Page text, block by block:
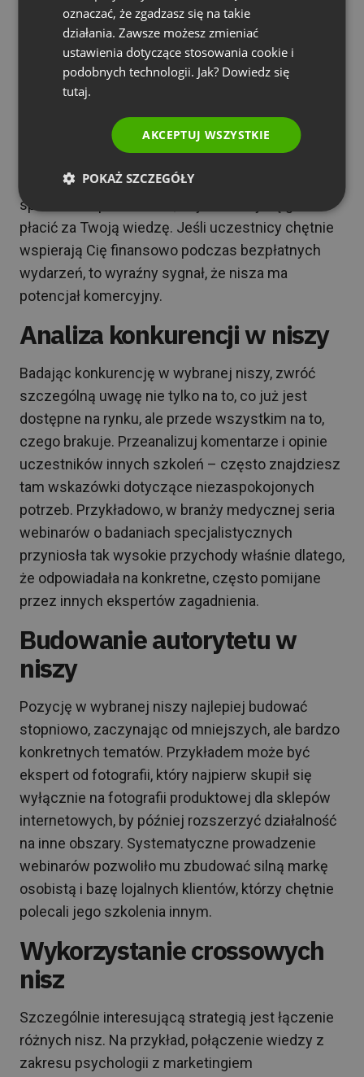
Przed pełnym zaangażowaniem się w wybraną
niszę, warto przeprowadzić serię testów, które
pozwolą zweryfikować jej rzeczywisty potencjał.
Najlepszym sposobem jest organizacja
pojedynczego webinaru wprowadzającego.
(donejtów) dostępny w ClickMeeting – to świetny
sposób na sprawdzenie, czy odbiorcy są gotowi
płacić za Twoją wiedzę. Jeśli uczestnicy chętnie
wspierają Cię finansowo podczas bezpłatnych
wydarzeń, to wyraźny sygnał, że nisza ma
potencjał komercyjny.
Analiza konkurencji w niszy
Badając konkurencję w wybranej niszy, zwróć
szczególną uwagę nie tylko na to, co już jest
dostępne na rynku, ale przede wszystkim na to,
czego brakuje. Przeanalizuj komentarze i opinie
uczestników innych szkoleń – często znajdziesz
tam wskazówki dotyczące niezaspokojonych
potrzeb. Przykładowo, w branży medycznej seria
webinarów o badaniach specjalistycznych
przyniosła tak wysokie przychody właśnie dlatego,
że odpowiadała na konkretne, często pomijane
przez innych ekspertów zagadnienia.
Budowanie autorytetu w
niszy
Pozycję w wybranej niszy najlepiej budować
stopniowo, zaczynając od mniejszych, ale bardzo
konkretnych tematów. Przykładem może być
ekspert od fotografii, który najpierw skupił się
wyłącznie na fotografii produktowej dla sklepów
internetowych, by później rozszerzyć działalność
na inne obszary. Systematyczne prowadzenie
webinarów pozwoliło mu zbudować silną markę
osobistą i bazę lojalnych klientów, którzy chętnie
polecali jego szkolenia innym.
Wykorzystanie crossowych
nisz
Szczególnie interesującą strategią jest łączenie
różnych nisz. Na przykład, połączenie wiedzy z
zakresu psychologii z marketingiem
ITALIAN
oznaczać, że zgadzasz się na takie
działania. Zawsze możesz zmieniać
ustawienia dotyczące stosowania cookie i
podobnych technologii. Jak? Dowiedz się
tutaj.
AKCEPTUJ WSZYSTKIE
POKAŻ SZCZEGÓŁY